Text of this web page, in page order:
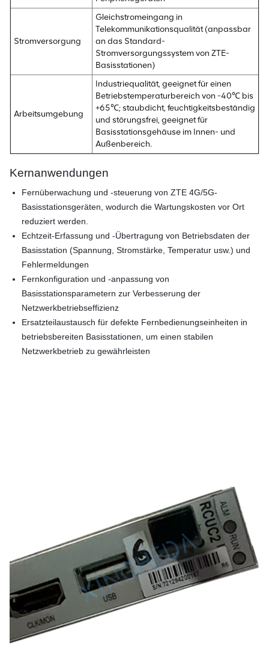
Stromversorgung
Gleichstromeingang in
Telekommunikationsqualität (anpassbar
an das Standard-
Stromversorgungssystem von ZTE-
Basisstationen)
Arbeitsumgebung
Industriequalität, geeignet für einen
Betriebstemperaturbereich von -40℃ bis
+65℃; staubdicht, feuchtigkeitsbeständig
und störungsfrei, geeignet für
Basisstationsgehäuse im Innen- und
Außenbereich.
Kernanwendungen
Fernüberwachung und -steuerung von ZTE 4G/5G-
Basisstationsgeräten, wodurch die Wartungskosten vor Ort
reduziert werden.
Echtzeit-Erfassung und -Übertragung von Betriebsdaten der
Basisstation (Spannung, Stromstärke, Temperatur usw.) und
Fehlermeldungen
Fernkonfiguration und -anpassung von
Basisstationsparametern zur Verbesserung der
Netzwerkbetriebseffizienz
Ersatzteilaustausch für defekte Fernbedienungseinheiten in
betriebsbereiten Basisstationen, um einen stabilen
Netzwerkbetrieb zu gewährleisten